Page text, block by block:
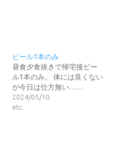
ビール1本のみ
昼食夕食抜きで帰宅後ビー
ル1本のみ。 体には良くない
が今日は仕方無い……
2024/05/10
etc.